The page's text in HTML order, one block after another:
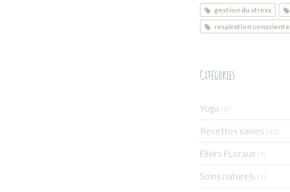
gestion du stress
respiration consciente
Catégories
Yoga (5)
Recettes saines (12)
Elixirs FLoraux (7)
Soins naturels (1)